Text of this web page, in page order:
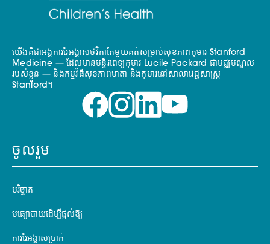
យើងគឺជាអង្គការរៃអង្គាសថវិកាតែមួយគត់សម្រាប់សុខភាពកុមារ Stanford
Medicine — ដែលមានមន្ទីរពេទ្យកុមារ Lucile Packard ជាមជ្ឈមណ្ឌល
របស់ខ្លួន — និងកម្មវិធីសុខភាពមាតា និងកុមារនៅសាលាវេជ្ជសាស្ត្រ
Stanford។
ចូលរួម
បរិច្ចាគ
មធ្យោបាយដើម្បីផ្តល់ឱ្យ
ការរៃអង្គាសប្រាក់